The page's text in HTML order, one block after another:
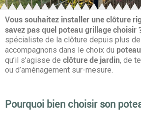
Vous souhaitez installer une clôture
savez pas quel poteau grillage choisir
spécialiste de la clôture depuis plus
accompagnons dans le choix du poteau
qu’il s’agisse de clôture de jardin, de
ou d’aménagement sur-mesure.
Pourquoi bien choisir son